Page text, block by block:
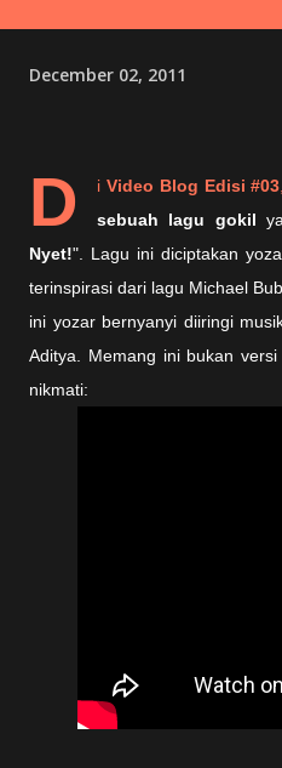
December 02, 2011
D i Video Blog Edisi #03
sebuah lagu gokil
Nyet!". Lagu ini diciptakan
terinspirasi dari lagu Michael
ini yozar bernyanyi diiringi
Aditya. Memang ini bukan
nikmati: